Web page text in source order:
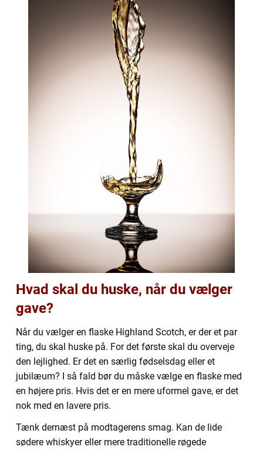
Hvad skal du huske, når du vælger
gave?
Når du vælger en flaske Highland Scotch, er der et par
ting, du skal huske på. For det første skal du overveje
den lejlighed. Er det en særlig fødselsdag eller et
jubilæum? I så fald bør du måske vælge en flaske med
en højere pris. Hvis det er en mere uformel gave, er det
nok med en lavere pris.
Tænk dernæst på modtagerens smag. Kan de lide
sødere whiskyer eller mere traditionelle røgede